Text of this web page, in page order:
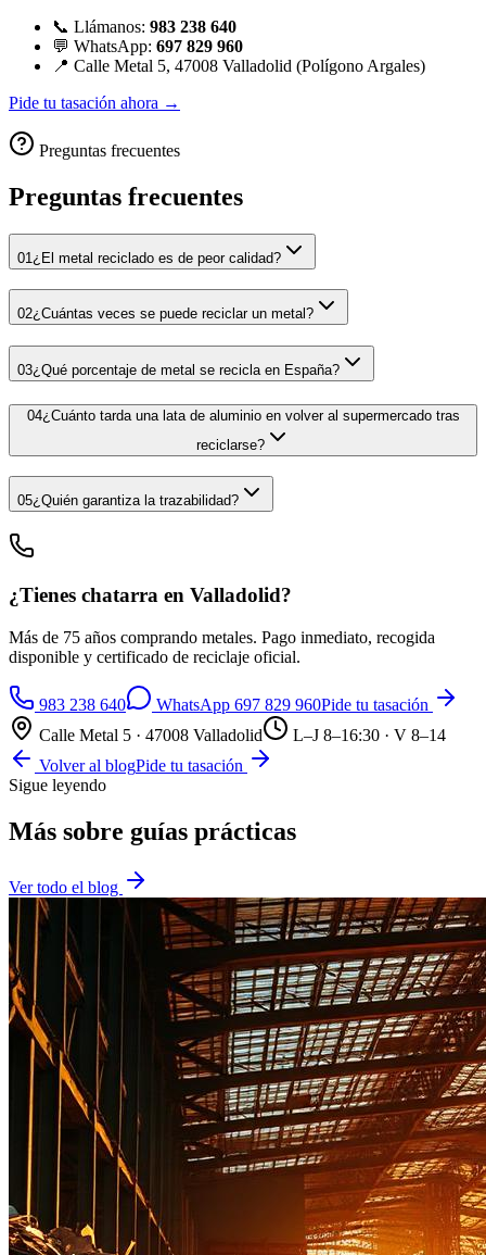
📞 Llámanos: 983 238 640
💬 WhatsApp: 697 829 960
📍 Calle Metal 5, 47008 Valladolid (Polígono Argales)
Pide tu tasación ahora →
Preguntas frecuentes
Preguntas frecuentes
01 ¿El metal reciclado es de peor calidad?
02¿Cuántas veces se puede reciclar un metal?
03¿Qué porcentaje de metal se recicla en España?
04¿Cuánto tarda una lata de aluminio en volver al supermercado tras
reciclarse?
05¿Quién garantiza la trazabilidad?
¿Tienes chatarra en Valladolid?
Más de 75 años comprando metales. Pago inmediato, recogida
disponible y certificado de reciclaje oficial.
983 238 640 WhatsApp 697 829 960Pide tu tasación
Calle Metal 5 · 47008 Valladolid
L–J 8–16:30 · V 8–14
Volver al blogPide tu tasación
Sigue leyendo
Más sobre guías prácticas
Ver todo el blog